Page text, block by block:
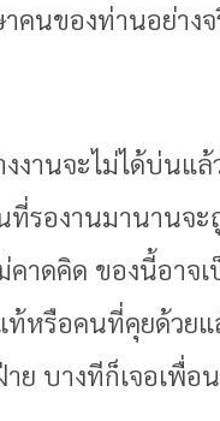
นของท่านอย่างจ
านจะไม่ได้บ่นแล้
องานมานานจะ
าดคิด ของนี้อาจ
ท้หรือคนที่คุยด้วย
ย บางทีก็เจอเพื่อ